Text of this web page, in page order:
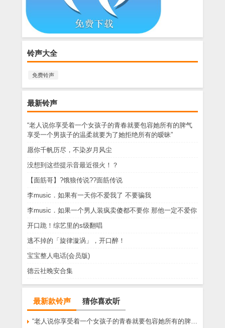
铃声大全
免费铃声
最新铃声
“老人说你享受着一个女孩子的青春就要包容她所有的脾气
享受一个男孩子的温柔就要为了她拒绝所有的暧昧”
愿你千帆历尽，不染岁月风尘
没想到这些提示音最近很火！？
【面筋哥】?饿狼传说??面筋传说
李music．如果有一天你不爱我了 不要骗我
李music．如果一个男人装疯卖傻都不要你 那他一定不爱你
开口跪！综艺里的s级翻唱
逃不掉的「旋律漩涡」，开口醉！
宝宝整人电话(会员版)
德云社晚安合集
最新款铃声 猜你喜欢听